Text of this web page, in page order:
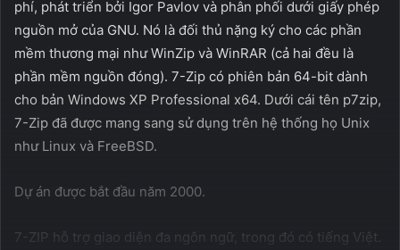
phí, phát triển bởi Igor Pavlov và phân phối dưới giấy phép
nguồn mở của GNU. Nó là đối thủ nặng ký cho các phần
mềm thương mại như WinZip và WinRAR (cả hai đều là
phần mềm nguồn đóng). 7-Zip có phiên bản 64-bit dành
cho bản Windows XP Professional x64. Dưới cái tên p7zip,
7-Zip đã được mang sang sử dụng trên hệ thống họ Unix
như Linux và FreeBSD.
Dự án được bắt đầu năm 2000.
7-ZIP hỗ trợ giao diện đa ngôn ngữ, trong đó có tiếng Việt.